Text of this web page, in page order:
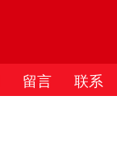
留言 联系